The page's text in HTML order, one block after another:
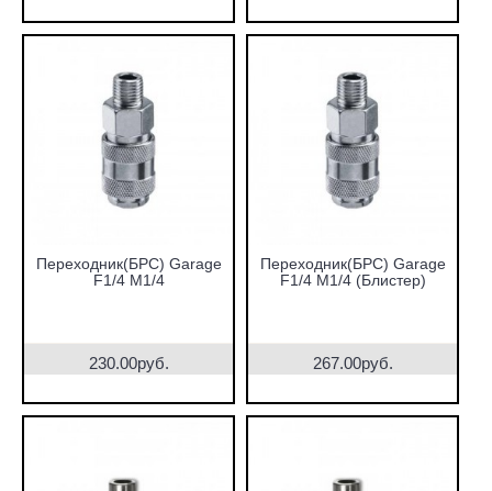
Переходник(БРС) Garage
F1/4 М1/4
230.00руб.
Переходник(БРС) Garage
F1/4 М1/4 (Блистер)
267.00руб.